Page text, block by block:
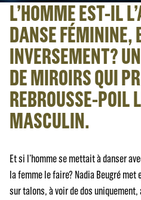
L’HOMME EST-IL
DANSE FÉMININE,
INVERSEMENT?
DE MIROIRS QUI
REBROUSSE-POIL
MASCULIN.
Et si l’homme se mettait à danser
la femme le faire? Nadia Beugré met
sur talons, à voir de dos